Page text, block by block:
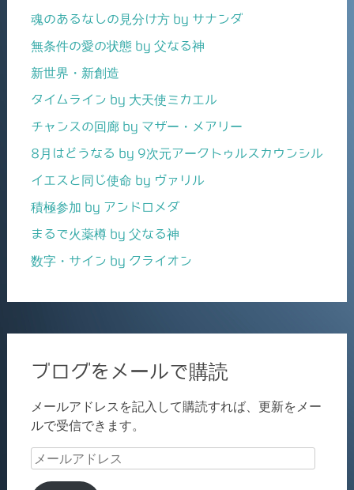
魂のあるなしの見分け方 by サナンダ
無条件の愛の状態 by 父なる神
新世界・新創造
タイムライン by 大天使ミカエル
チャンスの回廊 by マザー・メアリー
8月はどうなる by 9次元アークトゥルスカウンシル
イエスと同じ使命 by ヴァリル
積極参加 by アンドロメダ
まるで火薬樽 by 父なる神
数字・サイン by クライオン
ブログをメールで購読
メールアドレスを記入して購読すれば、更新をメー
ルで受信できます。
メ